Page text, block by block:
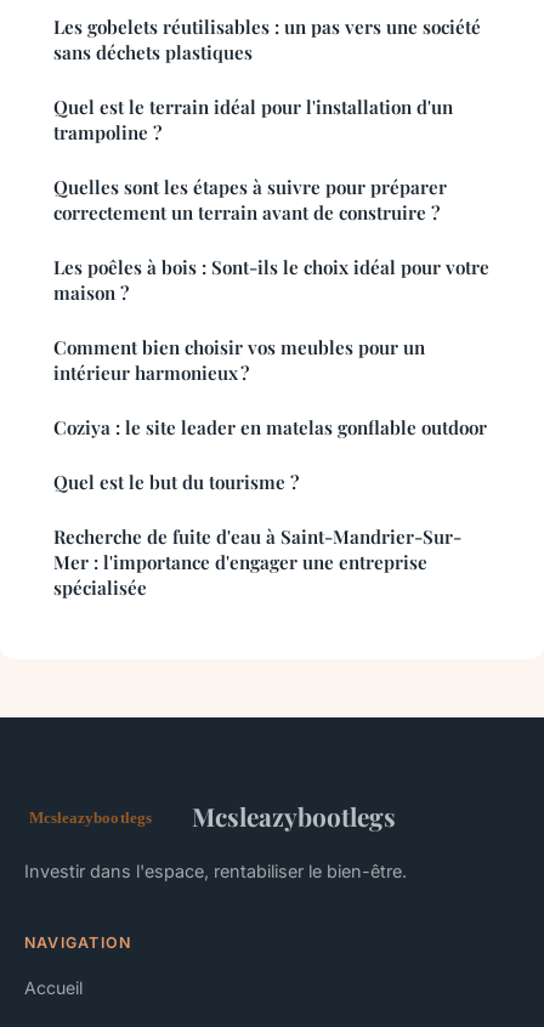
Les gobelets réutilisables : un pas vers une société
sans déchets plastiques
Quel est le terrain idéal pour l'installation d'un
trampoline ?
Quelles sont les étapes à suivre pour préparer
correctement un terrain avant de construire ?
Les poêles à bois : Sont-ils le choix idéal pour votre
maison ?
Comment bien choisir vos meubles pour un
intérieur harmonieux ?
Coziya : le site leader en matelas gonflable outdoor
Quel est le but du tourisme ?
Recherche de fuite d'eau à Saint-Mandrier-Sur-
Mer : l'importance d'engager une entreprise
spécialisée
Mcsleazybootlegs
Investir dans l'espace, rentabiliser le bien-être.
NAVIGATION
Accueil